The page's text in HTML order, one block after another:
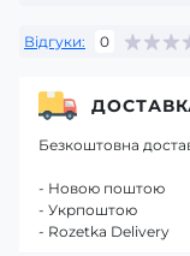
Відгуки: 0
Безкоштовна
- Новою поштою
- Укрпоштою
- Rozetka Delivery